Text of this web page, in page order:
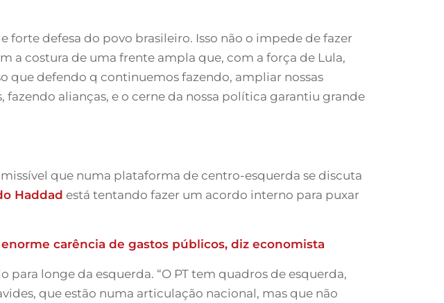
defesa do povo brasileiro. Isso não o impede de fazer
a costura de uma frente ampla que, com a força de Lula,
que defendo q continuemos fazendo, ampliar nossas
fazendo alianças, e o cerne da nossa política garantiu grande
que numa plataforma de centro-esquerda se discuta
Haddad está tentando fazer um acordo interno para puxar
carência de gastos públicos, diz economista
longe da esquerda. “O PT tem quadros de esquerda,
que estão numa articulação nacional, mas que não